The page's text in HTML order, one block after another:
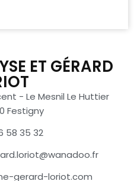
ET GÉRARD
- Le Mesnil Le Huttier
Festigny
58 35 32
gerard-loriot.com